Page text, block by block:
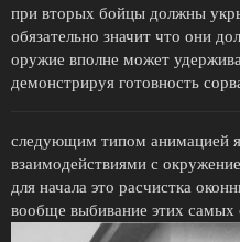
при вторых бойцы должны
обязательно значит что они
оружие вполне может
демонстрируя готовность
следующим типом анимацией
взаимодействиями с
для начала это расчистка
вообще выбивание этих самых